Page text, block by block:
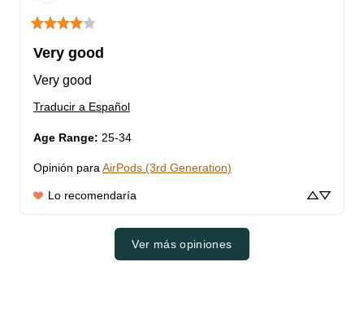
Very good
Very good
Traducir a Español
Age Range: 25-34
Opinión para AirPods (3rd Generation)
Lo recomendaría
Ver más opiniones